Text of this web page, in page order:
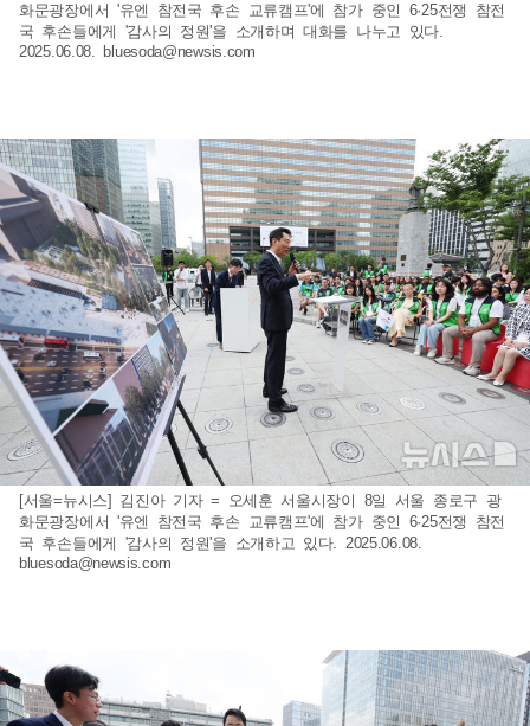
화문광장에서 '유엔 참전국 후손 교류캠프'에 참가 중인 6·25전쟁 참전
국 후손들에게 '감사의 정원'을 소개하며 대화를 나누고 있다.
2025.06.08. bluesoda@newsis.com
[서울=뉴시스] 김진아 기자 = 오세훈 서울시장이 8일 서울 종로구 광
화문광장에서 '유엔 참전국 후손 교류캠프'에 참가 중인 6·25전쟁 참전
국 후손들에게 '감사의 정원'을 소개하고 있다. 2025.06.08.
bluesoda@newsis.com